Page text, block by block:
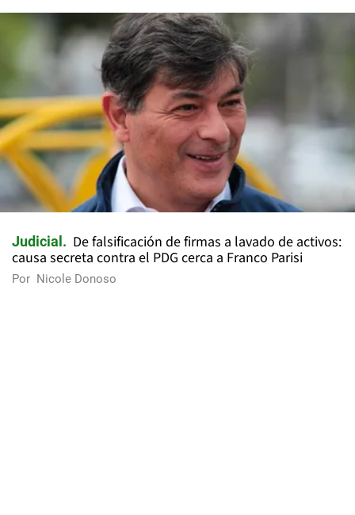
Judicial
De falsificación de firmas a lavado de activos:
causa secreta contra el PDG cerca a Franco Parisi
Por Nicole Donoso